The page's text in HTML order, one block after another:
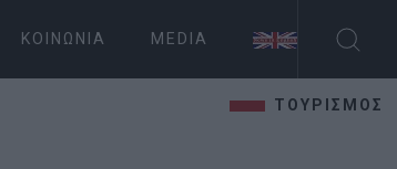
ΚΟΙΝΩΝΊΑ MEDIA
ΤΟΥΡΙΣΜΟΣ